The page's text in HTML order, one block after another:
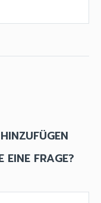
EINE FRAGE?